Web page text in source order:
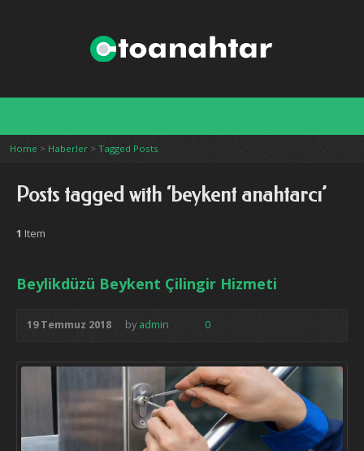
Home > Haberler > Tagged Posts
Posts tagged with ‘beykent anahtarcı’
1 Item
Beylikdüzü Beykent Çilingir Hizmeti
19 Temmuz 2018 by admin 0